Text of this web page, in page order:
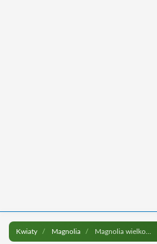
Kwiaty Magnolia Magnolia wielkokwiatowa do druku